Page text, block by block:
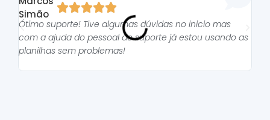

Ótimo suporte! Tive algumas dúvidas no inicio mas
com a ajuda do pessoal do suporte já estou usando as
planilhas sem problemas!